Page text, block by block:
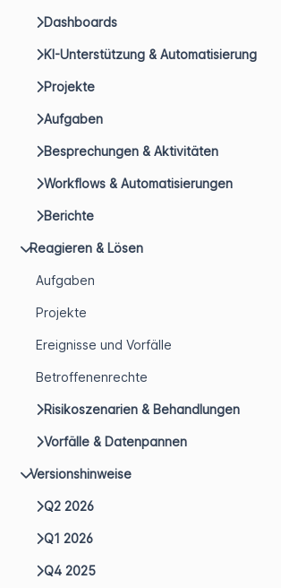
Dashboards
KI-Unterstützung & Automatisierung
Projekte
Aufgaben
Besprechungen & Aktivitäten
Workflows & Automatisierungen
Berichte
Reagieren & Lösen
Aufgaben
Projekte
Ereignisse und Vorfälle
Betroffenenrechte
Risikoszenarien & Behandlungen
Vorfälle & Datenpannen
Versionshinweise
Q2 2026
Q1 2026
Q4 2025